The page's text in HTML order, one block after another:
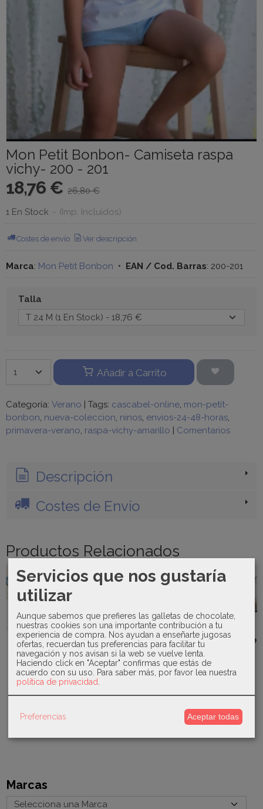
Marcas
Mon Petit Bonbon- Camiseta raspa
vichy- 200 - 201
18,76 € 26,80 €
1 En Stock - (Imp. Incluidos)
Costes de envío Ver descripción
Marca: Mon Petit Bonbon • EAN / Cod. Barras: 200-201
Talla
Añadir a Carrito
Categoría: Verano | Tags: cascabel-online mon-petit-
bonbon nueva-coleccion ninos envios-24-48-horas
primavera-verano raspa-vichy-amarillo | Comentarios
Descripción
Costes de Envío
Productos Relacionados
Agotado-20 %
Juliana -
Pelele
perritos
Familia...
32,00 €
40,00 €
-0 %
Valentina
Bebés -
Vestido
Milan...
55,20 €
55,20 €
Mayoral -
Set 2
pijamas 1709
40,00 €
Agotado
Kiokids -
Babero
silicona Le
9,00 €
Servicios que nos gustaría
utilizar
Aunque sabemos que prefieres las galletas de chocolate,
nuestras cookies son una importante contribución a tu
experiencia de compra. Nos ayudan a enseñarte jugosas
ofertas, recuerdan tus preferencias para facilitar tu
navegación y nos avisan si la web se vuelve lenta.
Haciendo click en "Aceptar" confirmas que estás de
acuerdo con su uso. Para saber más, por favor lea nuestra
política de privacidad
Preferencias Aceptar todas